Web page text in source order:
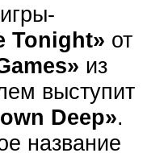
Tonight» от
из
выступит
Deep».
название